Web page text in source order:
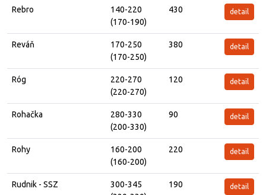
Rebro
140-220
(170-190)
430 detail
Reváň
170-250
(170-250)
380 detail
Róg
220-270
(220-270)
120 detail
Rohačka
280-330
(200-330)
90 detail
Rohy
160-200
(160-200)
220 detail
Rudnik - SSZ
300-345
190 detail